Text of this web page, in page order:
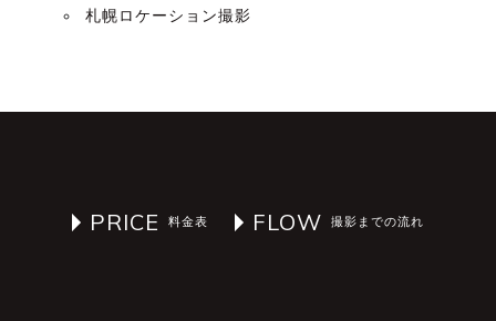
札幌ロケーション撮影
PRICE FLOW